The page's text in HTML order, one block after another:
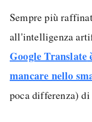
Sempre più
all'intelligenza
Google Translate
mancare nello
poca differenza)